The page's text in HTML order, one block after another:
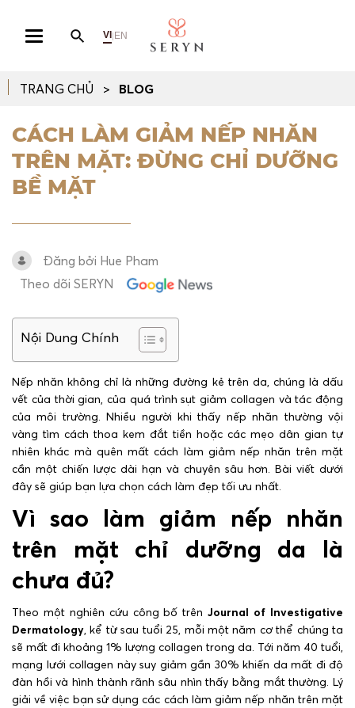
VI | EN
TRANG CHỦ BLOG
CÁCH LÀM GIẢM NẾP NHĂN
TRÊN MẶT: ĐỪNG CHỈ DƯỠNG
BỀ MẶT
Đăng bởi Hue Pham
Theo dõi SERYN
Nội Dung Chính
Nếp nhăn không chỉ là những đường kẻ trên da, chúng là dấu
vết của thời gian, của quá trình sụt giảm collagen và tác động
của môi trường. Nhiều người khi thấy nếp nhăn thường vội
vàng tìm cách thoa kem đắt tiền hoặc các mẹo dân gian tự
nhiên khác mà quên mất cách làm giảm nếp nhăn trên mặt
cần một chiến lược dài hạn và chuyên sâu hơn. Bài viết dưới
đây sẽ giúp bạn lựa chọn cách làm đẹp tối ưu nhất.
Vì sao làm giảm nếp nhăn
trên mặt chỉ dưỡng da là
chưa đủ?
Theo một nghiên cứu công bố trênJournal of Investigative
Dermatology, kể từ sau tuổi 25, mỗi một năm cơ thể chúng ta
sẽ mất đi khoảng 1% lượng collagen trong da. Tới năm 40 tuổi,
mạng lưới collagen này suy giảm gần 30% khiến da mất đi độ
đàn hồi và hình thành rãnh sâu nhìn thấy bằng mắt thường. Lý
giải về việc bạn sử dụng các cách làm giảm nếp nhăn trên mặt